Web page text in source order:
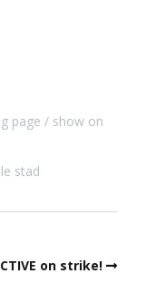
page
show on
stad
on strike!